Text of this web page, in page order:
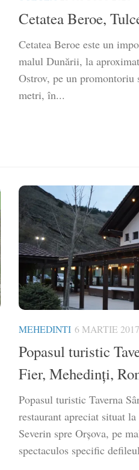
Cetatea Beroe,
Cetatea Beroe este un
malul Dunării, la
Ostrov, pe un promontoriu
metri, în...
MEHEDINTI 6 MARTIE 2017
Popasul turistic
Fier, Mehedinți,
Popasul turistic Taverna
restaurant apreciat situat
Severin spre Orșova, pe
spectaculos specific